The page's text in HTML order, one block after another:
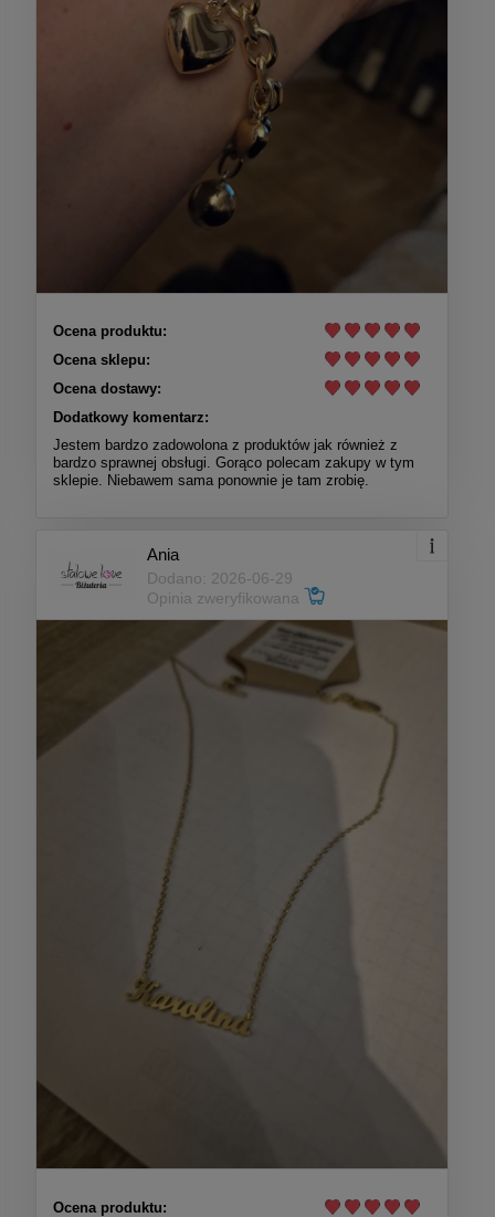
Ocena produktu:
Ocena sklepu:
Ocena dostawy:
Dodatkowy komentarz:
Jestem bardzo zadowolona z produktów jak również z
bardzo sprawnej obsługi. Gorąco polecam zakupy w tym
sklepie. Niebawem sama ponownie je tam zrobię.
Ania
Dodano: 2026-06-29
Opinia zweryfikowana
Ocena produktu: